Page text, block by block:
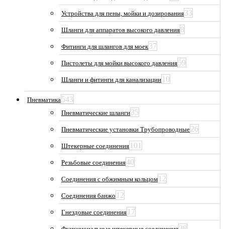
Устройства для пены, мойки и дозирования33
Шланги для аппаратов высокого давления8
Фитинги для шлангов для моек37
Пистолеты для мойки высокого давления59
Шланги и фитинги для канализации 10
Пневматика543
Пневматические шланги35
Пневматические установки Трубопроводные26
Штекерные соединения 101
Резьбовые соединения40
Соединения с обжимным кольцом 12
Соединения банжо 12
Гнездовые соединения 17